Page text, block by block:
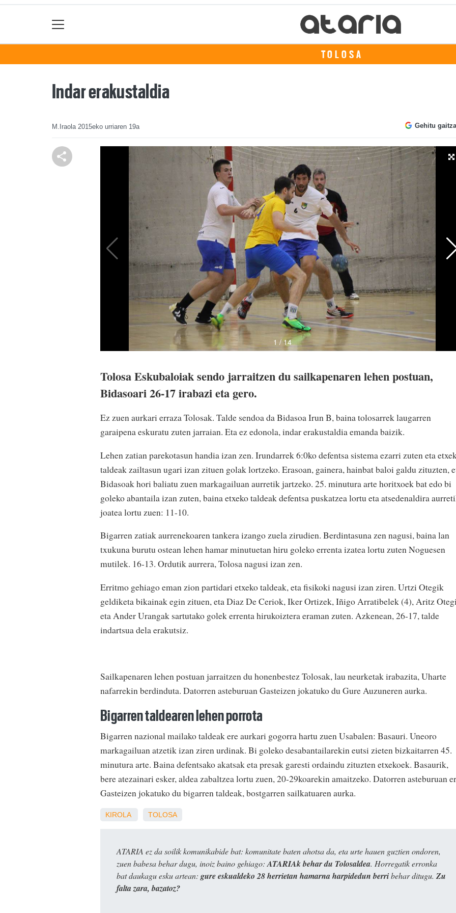
TOLOSA
Indar erakustaldia
M.Iraola 2015eko urriaren 19a Gehitu
Tolosa Eskubaloiak sendo jarraitzen du sailkapenaren lehen postuan,
Bidasoari 26-17 irabazi eta gero.
Ez zuen aurkari erraza Tolosak. Talde sendoa da Bidasoa Irun B, baina tolosarrek laugarren
garaipena eskuratu zuten jarraian. Eta ez edonola, indar erakustaldia emanda baizik.
Lehen zatian parekotasun handia izan zen. Irundarrek 6:0ko defentsa sistema ezarri zuten eta
taldeak zailtasun ugari izan zituen golak lortzeko. Erasoan, gainera, hainbat baloi galdu zituzten,
Bidasoak hori baliatu zuen markagailuan aurretik jartzeko. 25. minutura arte horitxoek bat edo bi
goleko abantaila izan zuten, baina etxeko taldeak defentsa puskatzea lortu eta atsedenaldira
joatea lortu zuen: 11-10.
Bigarren zatiak aurrenekoaren tankera izango zuela zirudien. Berdintasuna zen nagusi, baina lan
txukuna burutu ostean lehen hamar minutuetan hiru goleko errenta izatea lortu zuten Noguesen
mutilek. 16-13. Ordutik aurrera, Tolosa nagusi izan zen.
Erritmo gehiago eman zion partidari etxeko taldeak, eta fisikoki nagusi izan ziren. Urtzi Otegik
geldiketa bikainak egin zituen, eta Diaz De Ceriok, Iker Ortizek, Iñigo Arratibelek (4), Aritz
eta Ander Urangak sartutako golek errenta hirukoiztera eraman zuten. Azkenean, 26-17, talde
indartsua dela erakutsiz.
Sailkapenaren lehen postuan jarraitzen du honenbestez Tolosak, lau neurketak irabazita, Uharte
nafarrekin berdinduta. Datorren asteburuan Gasteizen jokatuko du Gure Auzuneren aurka.
Bigarren taldearen lehen porrota
Bigarren nazional mailako taldeak ere aurkari gogorra hartu zuen Usabalen: Basauri. Uneoro
markagailuan atzetik izan ziren urdinak. Bi goleko desabantailarekin eutsi zieten bizkaitarren 45.
minutura arte. Baina defentsako akatsak eta presak garesti ordaindu zituzten etxekoek. Basaurik,
bere atezainari esker, aldea zabaltzea lortu zuen, 20-29koarekin amaitzeko. Datorren asteburuan
Gasteizen jokatuko du bigarren taldeak, bostgarren sailkatuaren aurka.
KIROLA TOLOSA
ATARIA ez da soilik komunikabide bat: komunitate baten ahotsa da, eta urte hauen guztien ondoren,
zuen babesa behar dugu, inoiz baino gehiago:ATARIAk behar du Tolosaldea. Horregatik erronka
bat daukagu esku artean: gure eskualdeko 28 herrietan hamarna harpidedun berribehar ditugu. Zu
falta zara, bazatoz?